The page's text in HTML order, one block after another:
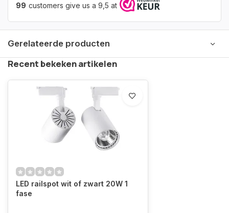
99 customers give us a 9,5 at
Gerelateerde producten
Recent bekeken artikelen
LED railspot wit of zwart 20W 1
fase